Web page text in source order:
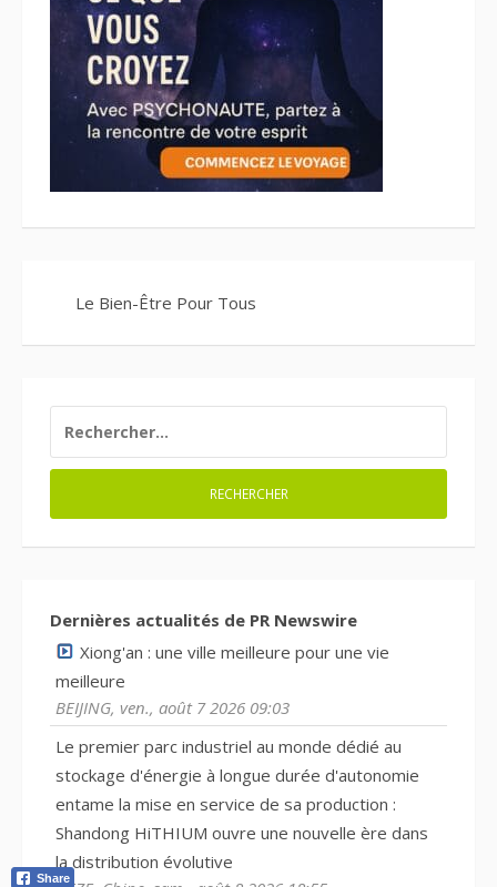
Le Bien-Être Pour Tous
Dernières actualités de PR Newswire
Xiong'an : une ville meilleure pour une vie
meilleure
BEIJING, ven., août 7 2026 09:03
Le premier parc industriel au monde dédié au
stockage d'énergie à longue durée d'autonomie
entame la mise en service de sa production :
Shandong HiTHIUM ouvre une nouvelle ère dans
la distribution évolutive
Share